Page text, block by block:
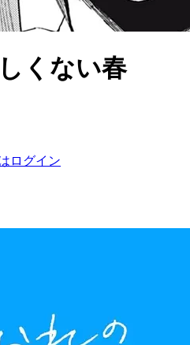
くない春
ログイン